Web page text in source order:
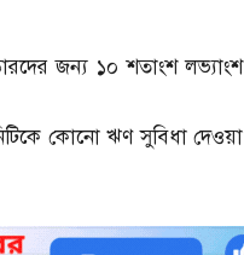
জন্য ১০ শতাংশ লভ্যাংশ
কোনো ঋণ সুবিধা দেওয়া